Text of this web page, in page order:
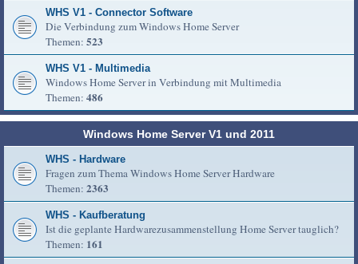
WHS V1 - Connector Software
Die Verbindung zum Windows Home Server
Themen: 523
WHS V1 - Multimedia
Windows Home Server in Verbindung mit Multimedia
Themen: 486
Windows Home Server V1 und 2011
WHS - Hardware
Fragen zum Thema Windows Home Server Hardware
Themen: 2363
WHS - Kaufberatung
Ist die geplante Hardwarezusammenstellung Home Server tauglich?
Themen: 161